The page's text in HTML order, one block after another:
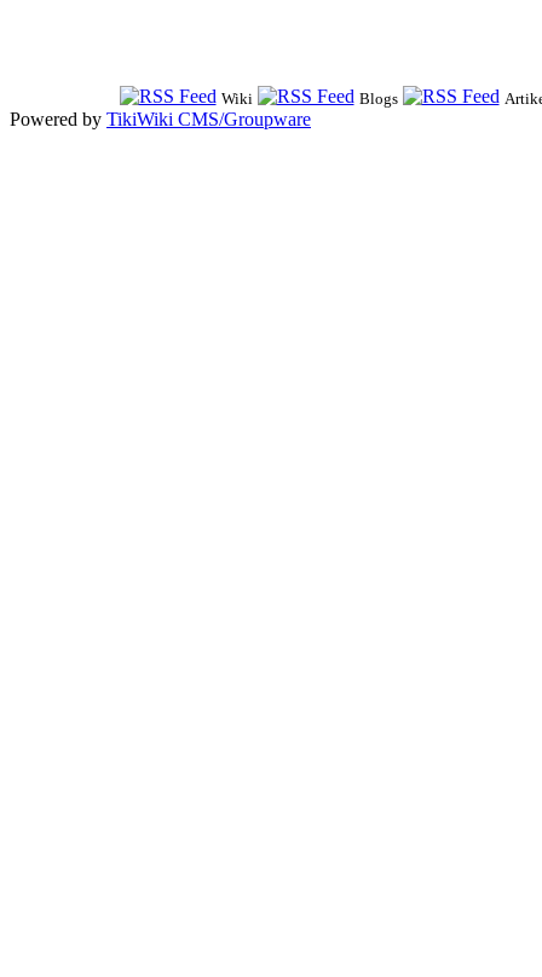
Wiki Blogs
Powered by TikiWiki CMS/Groupware